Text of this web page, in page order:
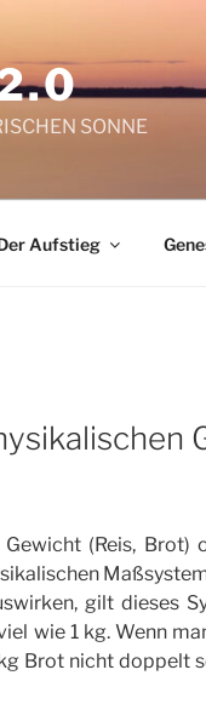
SONNE
Aufstieg
(Reis, Brot)
gilt dieses
wie 1 kg. Wenn
Brot nicht doppelt